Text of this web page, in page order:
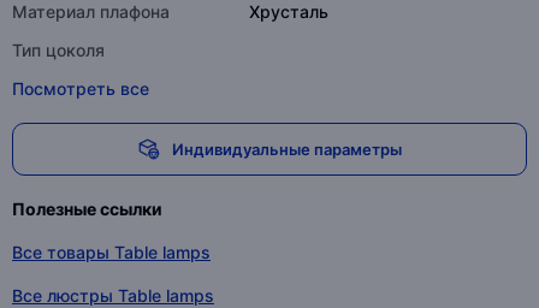
Материал плафона
Хрусталь
Тип цоколя
Посмотреть все
Индивидуальные параметры
Полезные ссылки
Все товары Table lamps
Все люстры Table lamps